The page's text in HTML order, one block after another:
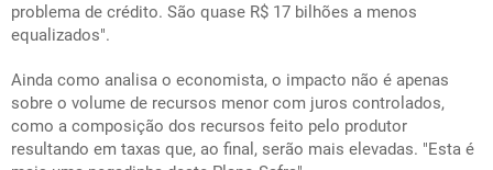
problema de crédito. São quase R$ 17 bilhões a menos
equalizados".
Ainda como analisa o economista, o impacto não é apenas
sobre o volume de recursos menor com juros controlados,
como a composição dos recursos feito pelo produtor
resultando em taxas que, ao final, serão mais elevadas. "Esta é